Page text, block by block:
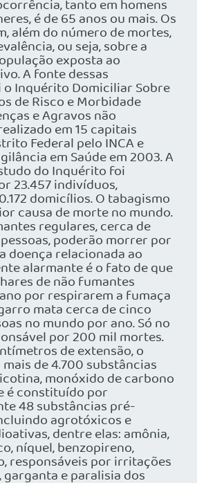
tanto em homens
é de 65 anos ou mais. Os
além do número de mortes,
ou seja, sobre a
exposta ao
A fonte dessas
Inquérito Domiciliar Sobre
de Risco e Morbidade
e Agravos não
em 15 capitais
Federal pelo INCA e
em Saúde em 2003. A
do Inquérito foi
23.457 indivíduos,
domicílios. O tabagismo
causa de morte no mundo.
regulares, cerca de
poderão morrer por
doença relacionada ao
alarmante é o fato de que
de não fumantes
por respirarem a fumaça
mata cerca de cinco
no mundo por ano. Só no
por 200 mil mortes.
de extensão, o
de 4.700 substâncias
monóxido de carbono
é constituído por
48 substâncias pré-
agrotóxicos e
dentre elas: amônia,
níquel, benzopireno,
responsáveis por irritações
garganta e paralisia dos